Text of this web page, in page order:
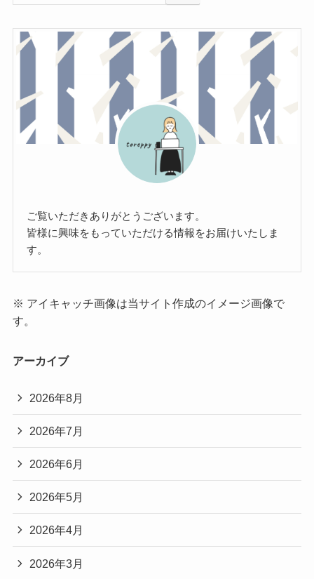
ご覧いただきありがとうございます。
皆様に興味をもっていただける情報をお届けいたしま
す。
※ アイキャッチ画像は当サイト作成のイメージ画像で
す。
アーカイブ
2026年8月
2026年7月
2026年6月
2026年5月
2026年4月
2026年3月